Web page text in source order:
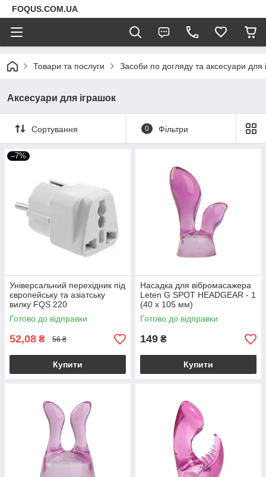
FOQUS.COM.UA
Товари та послуги Засоби по догляду та аксесуари для
Аксесуари для іграшок
Сортування 0 Фільтри
–7%
Універсальний перехідник під
європейську та азіатську
вилку FQS 220
Готово до відправки
52,08 ₴ 56 ₴
Купити
Насадка для вібромасажера
Leten G SPOT HEADGEAR - 1
(40 x 105 мм)
Готово до відправки
149 ₴
Купити